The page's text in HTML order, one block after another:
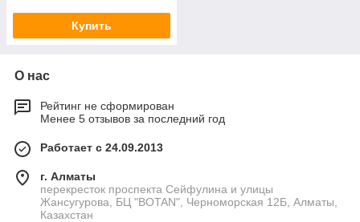
Купить
О нас
Рейтинг не сформирован
Менее 5 отзывов за последний год
Работает с 24.09.2013
г. Алматы
перекресток проспекта Сейфулина и улицы
Жансугурова, БЦ "BOTAN", Черноморская 12Б, Алматы,
Казахстан